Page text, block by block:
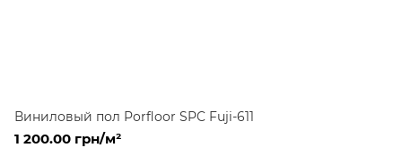
Виниловый пол Porfloor SPC Fuji-611
1 200.00 грн/м²